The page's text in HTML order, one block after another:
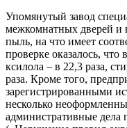
Упомянутый завод
межкомнатных дверей и
пыль, на что имеет
проверке оказалось,
ксилола – в 22,3 раза,
раза. Кроме того,
зарегистрированными
несколько
административные